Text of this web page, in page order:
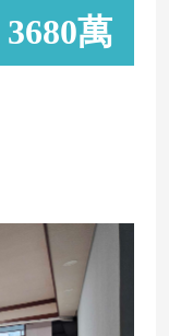
3680萬